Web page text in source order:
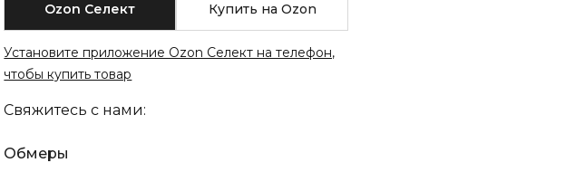
Ozon Селект Купить на Ozon
Установите приложение Ozon Селект на телефон,
чтобы купить товар
Свяжитесь с нами:
Обмеры